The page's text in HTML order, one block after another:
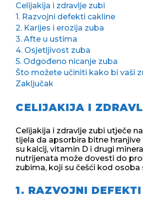
Celijakija i zdravlje zubi
1. Razvojni defekti cakline
2. Karijes i erozija zuba
3. Afte u ustima
4. Osjetljivost zuba
5. Odgođeno nicanje zuba
Što možete učiniti kako bi vaši
Zaključak
CELIJAKIJA I
Celijakija i zdravlje zubi utječe
tijela da apsorbira bitne
su kalcij, vitamin D i drugi
nutrijenata može dovesti do
zubima, koji su češći kod osoba
1. RAZVOJNI